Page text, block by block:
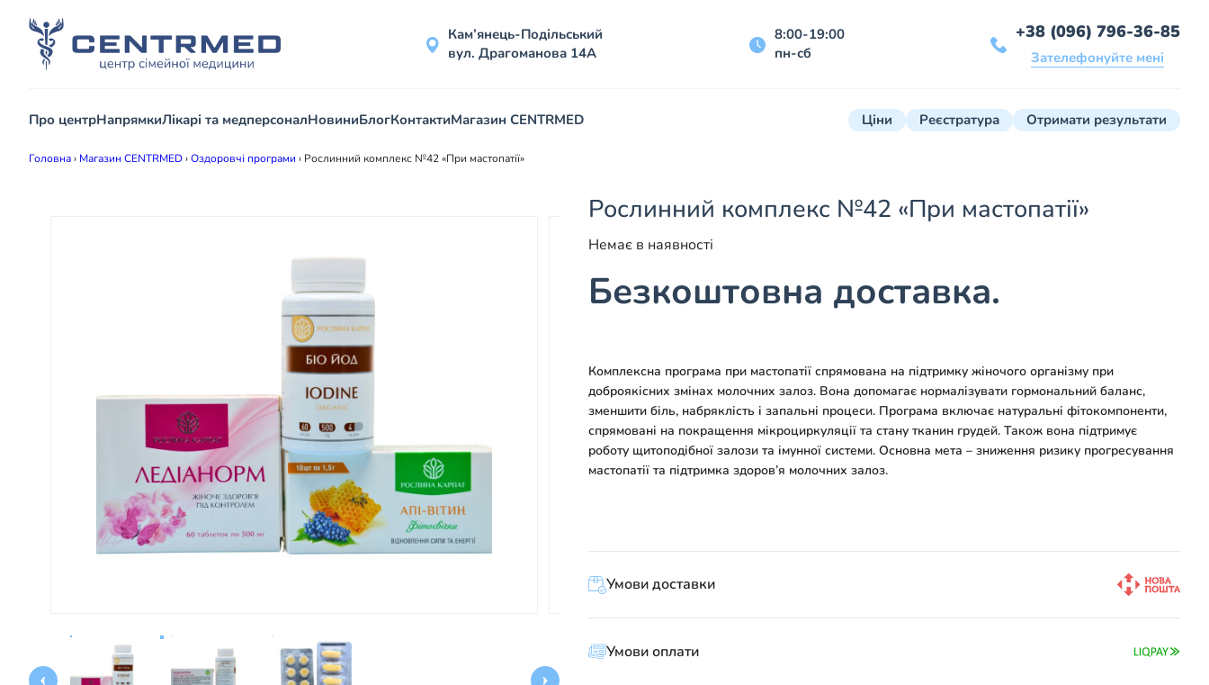
Кам’янець-Подільський
вул. Драгоманова 14А
8:00-19:00
пн-сб
+38 (096) 796-36-85
Зателефонуйте мені
Про центрНапрямкиЛікарі та медперсоналНовиниБлогКонтактиМагазин CENTRMED Ціни Реєстратура Отримати результати
Головна› Магазин CENTRMED›Оздоровчі програми › Рослинний комплекс №42 «При мастопатії»
Рослинний комплекс №42 «При мастопатії»
Немає в наявності
Безкоштовна доставка.
Комплексна програма при мастопатії спрямована на підтримку жіночого організму при
доброякісних змінах молочних залоз. Вона допомагає нормалізувати гормональний баланс,
зменшити біль, набряклість і запальні процеси. Програма включає натуральні фітокомпоненти,
спрямовані на покращення мікроциркуляції та стану тканин грудей. Також вона підтримує
роботу щитоподібної залози та імунної системи. Основна мета – зниження ризику прогресування
мастопатії та підтримка здоров’я молочних залоз.
Умови доставки
Умови оплати